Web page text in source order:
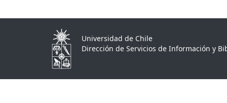
Universidad de Chile
Dirección de Servicios de Información y